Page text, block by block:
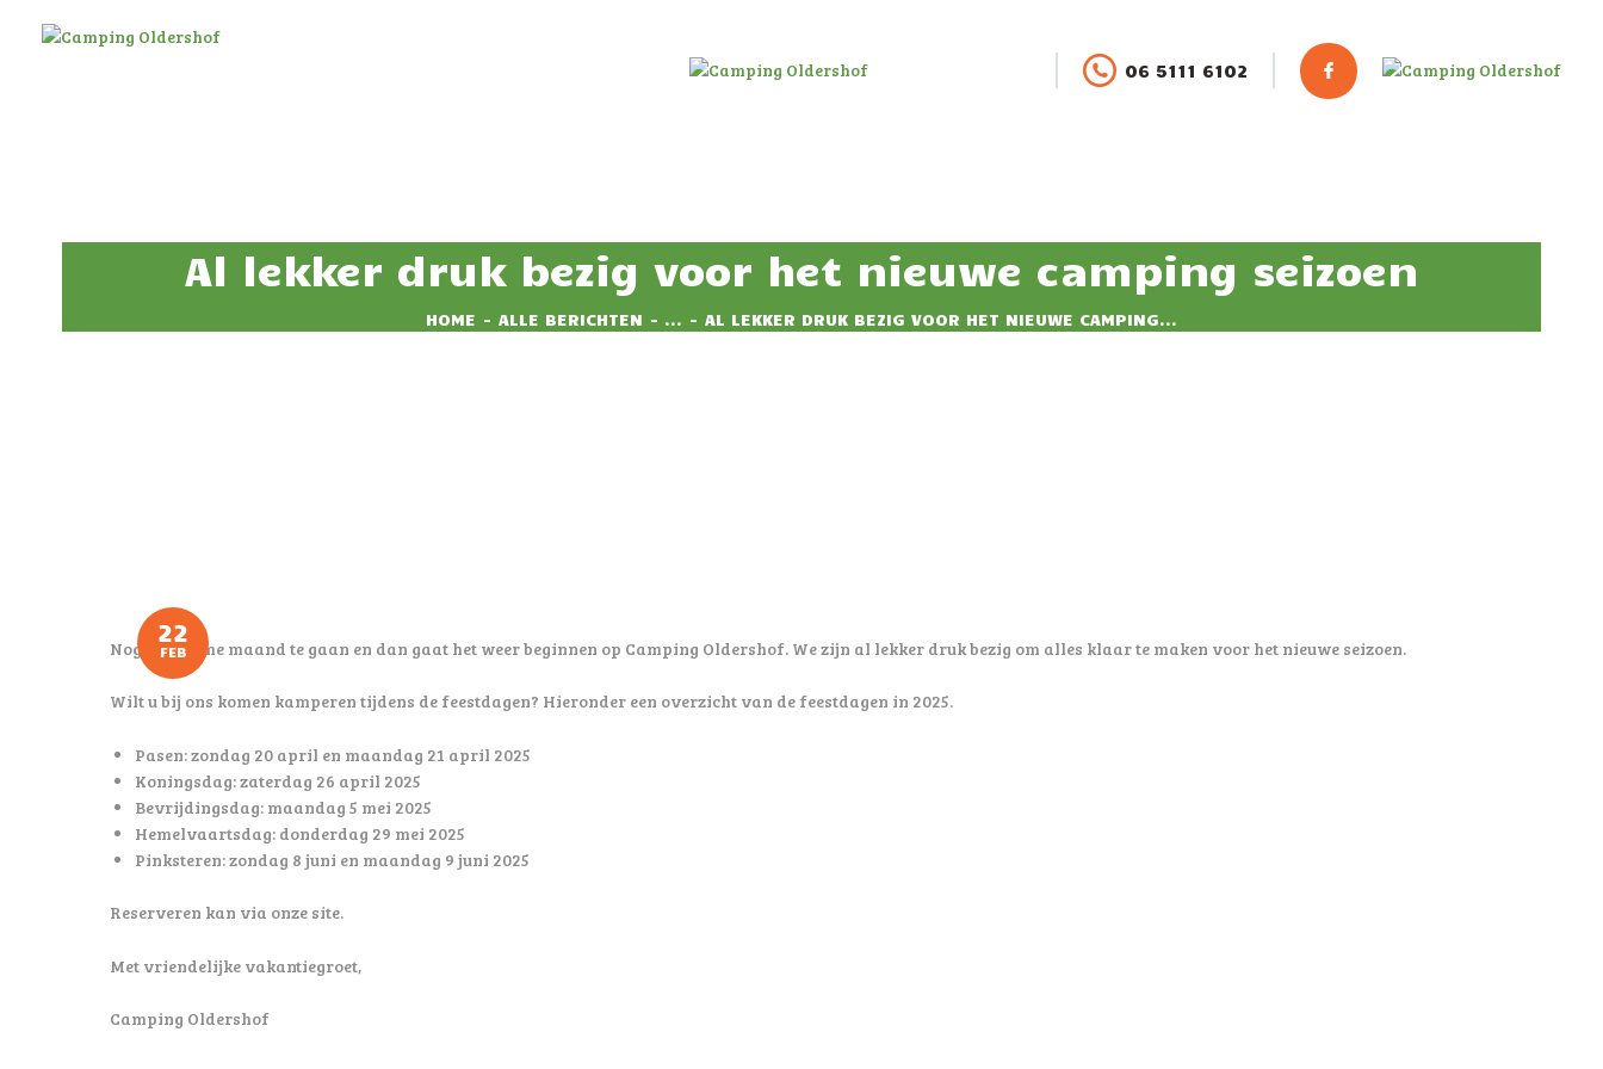
06 5111 6102
Al lekker druk bezig voor het nieuwe camping seizoen
HOME ALLE BERICHTEN ... AL LEKKER DRUK BEZIG VOOR HET NIEUWE CAMPING...
CAMPING OLDERSHOF
TARIEVEN
IMPRESSIE
CONTACT
22
FEB
Nog een ruime maand te gaan en dan gaat het weer beginnen op Camping Oldershof. We zijn al lekker druk bezig om alles klaar te maken voor het nieuwe seizoen.
Wilt u bij ons komen kamperen tijdens de feestdagen? Hieronder een overzicht van de feestdagen in 2025.
Pasen: zondag 20 april en maandag 21 april 2025
Koningsdag: zaterdag 26 april 2025
Bevrijdingsdag: maandag 5 mei 2025
Hemelvaartsdag: donderdag 29 mei 2025
Pinksteren: zondag 8 juni en maandag 9 juni 2025
Reserveren kan via onze site.
Met vriendelijke vakantiegroet,
Camping Oldershof